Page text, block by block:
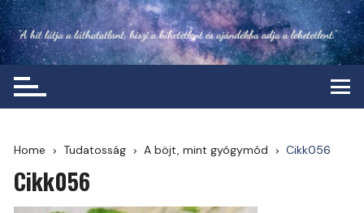
Skip
to
content
Home Tudatosság A böjt, mint gyógymód Cikk056
Cikk056